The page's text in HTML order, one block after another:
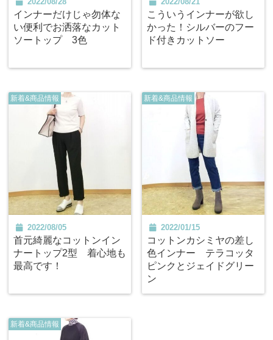
インナーだけじゃ勿体な
い便利でお洒落なカット
ソートップ 3色
こういうインナーが欲し
かった！シルバーのフー
ド付きカットソー
新着&商品情報
2022/08/05
首元綺麗なコットンイン
ナートップ2型 着心地も
最高です！
新着&商品情報
2022/01/15
コットンカシミヤの差し
色インナー テラコッタ
ピンクとジェイドグリー
ン
新着&商品情報